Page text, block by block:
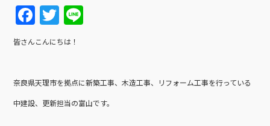
F
a
c
e
b
o
T
w
itt
er
皆さんこんにちは！
奈良県天理市を拠点に新築工事、木造工事、リフォーム工事を行っている
中建設、更新担当の富山です。